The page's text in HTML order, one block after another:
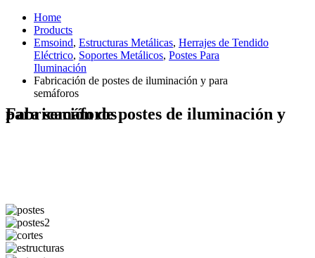
Home
Products
Emsoind, Estructuras Metálicas, Herrajes de Tendido
Eléctrico, Soportes Metálicos, Postes Para
Iluminación
Fabricación de postes de iluminación y para
semáforos
Fabricación de postes de iluminación y para semáforos